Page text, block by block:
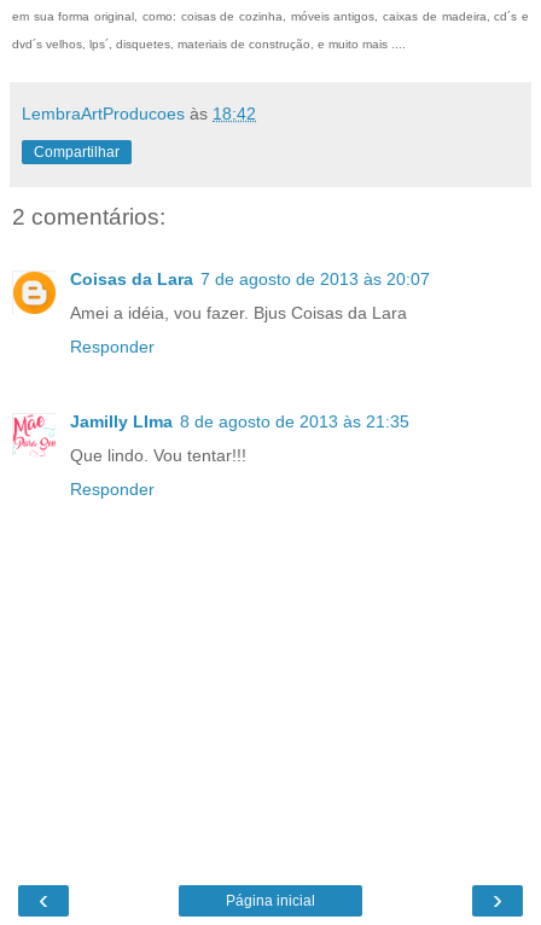
em sua forma original, como: coisas de cozinha, móveisantigos , caixas de madeira, cd´s e
dvd´s velhos, lps´, disquetes, materiais de construção, e muito mais ....
LembraArtProducoes às 18:42
Compartilhar
2 comentários:
Coisas da Lara 7 de agosto de 2013 às 20:07
Amei a idéia, vou fazer. Bjus Coisas da Lara
Responder
Jamilly LIma 8 de agosto de 2013 às 21:35
Que lindo. Vou tentar!!!
Responder
‹ ›
Página inicial